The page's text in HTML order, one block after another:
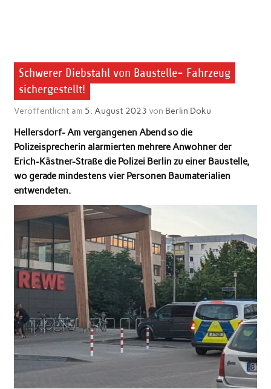
Schwerer Diebstahl von Baustelle- Fahrzeug
sichergestellt!
Veröffentlicht am 5. August 2023 von Berlin Doku
Hellersdorf- Am vergangenen Abend so die
Polizeisprecherin alarmierten mehrere Anwohner der
Erich-Kästner-Straße die Polizei Berlin zu einer Baustelle,
wo gerade mindestens vier Personen Baumaterialien
entwendeten.